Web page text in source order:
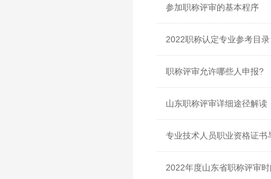
参加职称评审的基本程序
2022职称认定专业参考目录
职称评审允许哪些人申报?
山东职称评审详细途径解读
专业技术人员职业资格证
2022年度山东省职称评审